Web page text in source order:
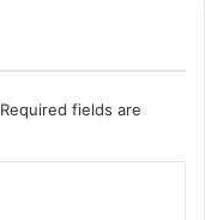
Required fields are